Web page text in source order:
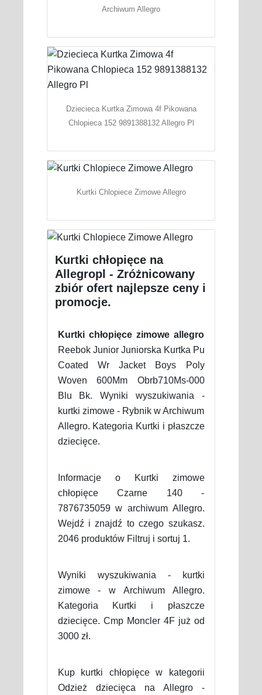
Archiwum Allegro
Dziecieca Kurtka Zimowa 4f Pikowana
Chlopieca 152 9891388132 Allegro Pl
Kurtki Chlopiece Zimowe Allegro
Kurtki chłopięce na
Allegropl - Zróżnicowany
zbiór ofert najlepsze ceny i
promocje.
Kurtki chłopięce zimowe allegro
Reebok Junior Juniorska Kurtka Pu
Coated Wr Jacket Boys Poly
Woven 600Mm Obrb710Ms-000
Blu Bk. Wyniki wyszukiwania -
kurtki zimowe - Rybnik w Archiwum
Allegro. Kategoria Kurtki i płaszcze
dziecięce.
Informacje o Kurtki zimowe
chłopięce Czarne 140 -
7876735059 w archiwum Allegro.
Wejdź i znajdź to czego szukasz.
2046 produktów Filtruj i sortuj 1.
Wyniki wyszukiwania - kurtki
zimowe - w Archiwum Allegro.
Kategoria Kurtki i płaszcze
dziecięce. Cmp Moncler 4F już od
3000 zł.
Kup kurtki chłopięce w kategorii
Odzież dziecięca na Allegro -